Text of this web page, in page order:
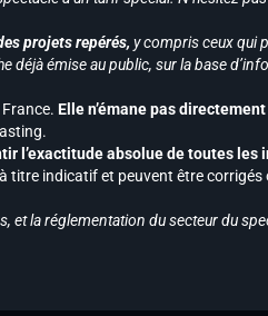
projets repérés, y compris ceux qui
émise au public, sur la base
Elle n’émane pas
l’exactitude absolue de toutes les
titre indicatif et peuvent être corrigés
et la réglementation du secteur du